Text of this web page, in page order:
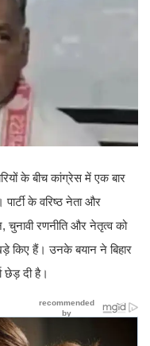
के बीच कांग्रेस में एक बार
के वरिष्ठ नेता और
रणनीति और नेतृत्व को
किए हैं। उनके बयान ने बिहार
छेड़ दी है।